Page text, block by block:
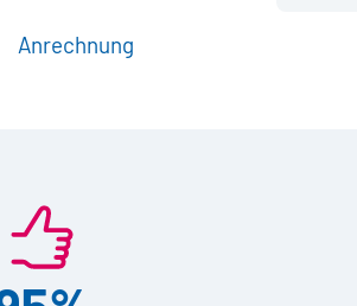
Anrechnung